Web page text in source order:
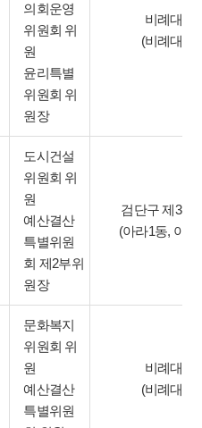
의회운영
위원회 위
원
윤리특별
위원회 위
원장
비례대표
(비례대표)
도시건설
위원회 위
원
예산결산
특별위원
회 제2부위
원장
검단구 제3선
(아라1동, 아라
문화복지
위원회 위
원
예산결산
특별위원
비례대표
(비례대표)